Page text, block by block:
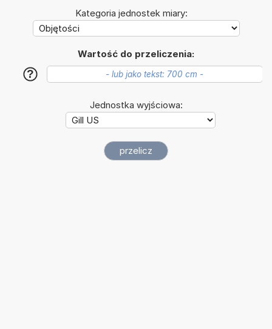
Kategoria jednostek miary:
Wartość do przeliczenia:
?
Jednostka wyjściowa: